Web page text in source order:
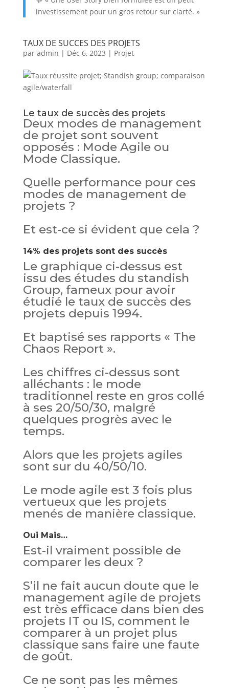
investissement pour un gros retour sur clarté. »
TAUX DE SUCCES DES PROJETS
par admin | Déc 6, 2023 | Projet
Le taux de succès des projets
Deux modes de management
de projet sont souvent
opposés : Mode Agile ou
Mode Classique.
Quelle performance pour ces
modes de management de
projets ?
Et est-ce si évident que cela ?
14% des projets sont des succès
Le graphique ci-dessus est
issu des études du standish
Group, fameux pour avoir
étudié le taux de succès des
projets depuis 1994.
Et baptisé ses rapports « The
Chaos Report ».
Les chiffres ci-dessus sont
alléchants : le mode
traditionnel reste en gros collé
à ses 20/50/30, malgré
quelques progrès avec le
temps.
Alors que les projets agiles
sont sur du 40/50/10.
Le mode agile est 3 fois plus
vertueux que les projets
menés de manière classique.
Oui Mais…
Est-il vraiment possible de
comparer les deux ?
S’il ne fait aucun doute que le
management agile de projets
est très efficace dans bien des
projets IT ou IS, comment le
comparer à un projet plus
classique sans faire une faute
de goût.
Ce ne sont pas les mêmes